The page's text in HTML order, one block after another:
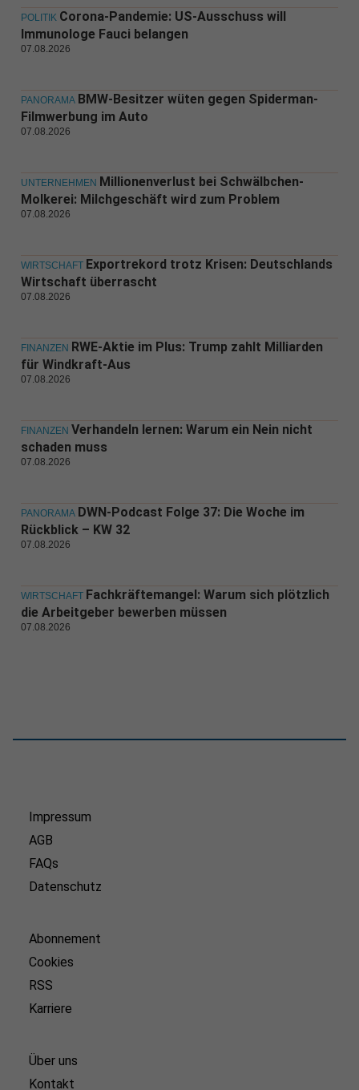
POLITIK Corona-Pandemie: US-Ausschuss will
Immunologe Fauci belangen
07.08.2026
PANORAMA BMW-Besitzer wüten gegen Spiderman-
Filmwerbung im Auto
07.08.2026
UNTERNEHMEN Millionenverlust bei Schwälbchen-
Molkerei: Milchgeschäft wird zum Problem
07.08.2026
WIRTSCHAFT Exportrekord trotz Krisen: Deutschlands
Wirtschaft überrascht
07.08.2026
FINANZEN RWE-Aktie im Plus: Trump zahlt Milliarden
für Windkraft-Aus
07.08.2026
FINANZEN Verhandeln lernen: Warum ein Nein nicht
schaden muss
07.08.2026
PANORAMA DWN-Podcast Folge 37: Die Woche im
Rückblick – KW 32
07.08.2026
WIRTSCHAFT Fachkräftemangel: Warum sich plötzlich
die Arbeitgeber bewerben müssen
07.08.2026
Impressum
AGB
FAQs
Datenschutz
Abonnement
Cookies
RSS
Karriere
Über uns
Kontakt